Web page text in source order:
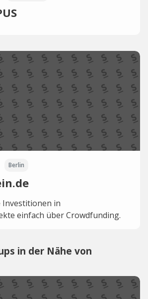
Berlin
Investitionen in
einfach über Crowdfunding.
in der Nähe von